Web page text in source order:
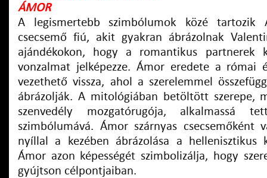
ÁMOR
A legismertebb szimbólumok közé tartozik
csecsemő fiú, akit gyakran ábrázolnak
ajándékokon, hogy a romantikus partnerek
vonzalmat jelképezze. Ámor eredete a római
vezethető vissza, ahol a szerelemmel
ábrázolják. A mitológiában betöltött szerepe,
szenvedély mozgatórugója, alkalmassá
szimbólumává. Ámor szárnyas csecsemőként
nyíllal a kezében ábrázolása a hellenisztikus
Ámor azon képességét szimbolizálja, hogy
gyújtson célpontjaiban.